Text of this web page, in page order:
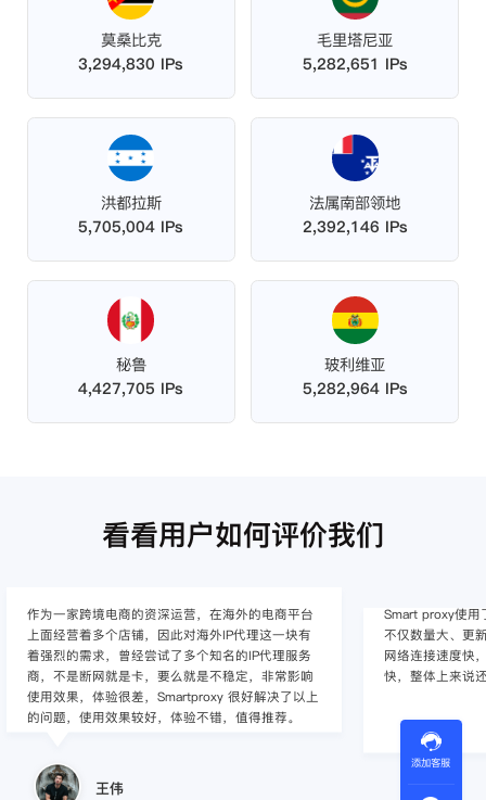
莫桑比克
3,294,830 IPs
毛里塔尼亚
5,282,651 IPs
洪都拉斯
5,705,004 IPs
法属南部领地
2,392,146 IPs
秘鲁
4,427,705 IPs
玻利维亚
5,282,964 IPs
看看用户如何评价我们
Smart proxy使用了很多年了，他们这边的海外代理
不仅数量大、更新快、覆盖地区多、IP纯净度高，
网络连接速度快，同时客服/技术支持响应的速度
快，整体上来说还是比较满意的。
Lucille
作为入行不久的
定的难度，这边
心，并且非常专
感觉还是不错的
添加客服